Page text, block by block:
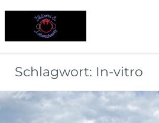
Schlagwort: In-vitro